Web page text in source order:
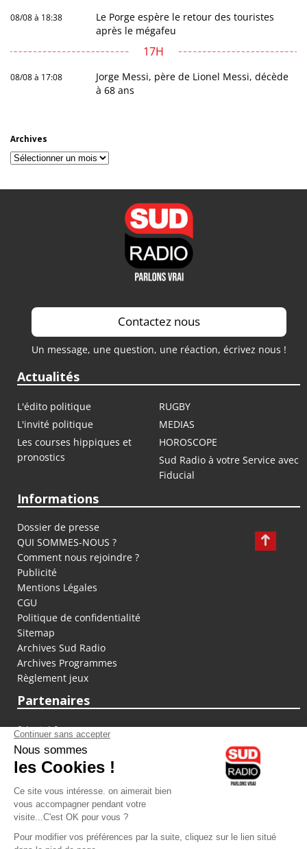
08/08 à 18:38
Le Porge espère le retour des touristes
après le mégafeu
17H
08/08 à 17:08
Jorge Messi, père de Lionel Messi, décède
à 68 ans
Archives
Archives
Contactez nous
Un message, une question, une réaction, écrivez nous !
Actualités
L'édito politique
RUGBY
L'invité politique
MEDIAS
Les courses hippiques et
pronostics
HOROSCOPE
Sud Radio à votre Service avec
Fiducial
Informations
Dossier de presse
QUI SOMMES-NOUS ?
Comment nous rejoindre ?
Publicité
Mentions Légales
CGU
Politique de confidentialité
Sitemap
Archives Sud Radio
Archives Programmes
Règlement jeux
Partenaires
fiducial.fr
lyoncapitale.fr
olympique-et-lyonnais.com
L'application Iphone / Android
Téléchargez l'application